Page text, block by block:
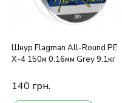
Шнур Flagman All-Round PE
X-4 150м 0.16мм Grey 9.1кг
140 грн.